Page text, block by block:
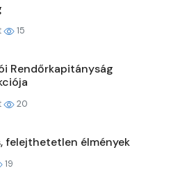
15
Rendőrkapitányság
20
felejthetetlen élmények
19